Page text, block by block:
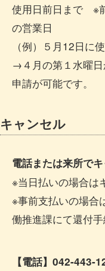
使用日前日まで ※
の営業日
（例）５月12日に
→４月の第１水曜
申請が可能です。
キャンセル
電話または来所で
※当日払いの場合は
※事前支払いの場合
働推進課にて還付手
【電話】042-443-